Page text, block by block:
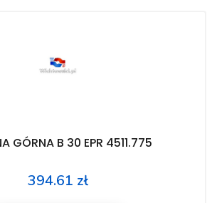
GÓRNA B 30 EPR 4511.775
Price
394.61 zł